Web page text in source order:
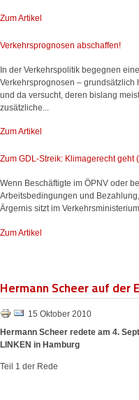
Zum Artikel
Verkehrsprognosen abschaffen!
In der Verkehrspolitik begegnen
Verkehrsprognosen – grundsätzlich
und da versucht, deren bislang
zusätzliche...
Zum Artikel
Zum GDL-Streik: Klimagerecht geht
Wenn Beschäftigte im ÖPNV oder
Arbeitsbedingungen und
Ärgernis sitzt im
Zum Artikel
Hermann Scheer auf der
15 Oktober 2010
Hermann Scheer redete am 4.
LINKEN in Hamburg
Teil 1 der Rede